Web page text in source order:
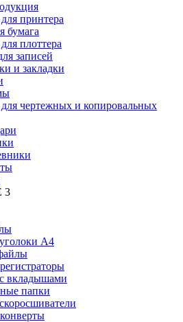
принтера
бумага
плоттера
записей
и закладки
чертежных и копировальных
3
А4
вкладышами
папки